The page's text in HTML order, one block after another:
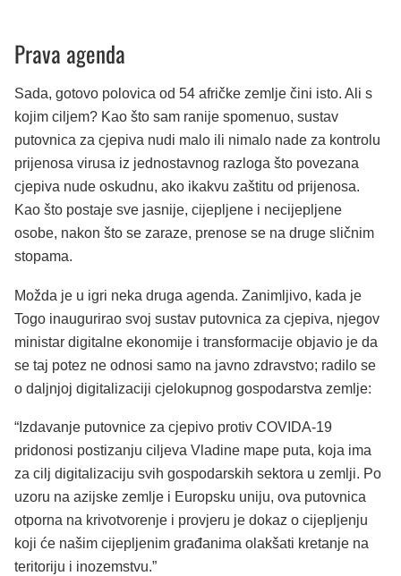
Prava agenda
Sada, gotovo polovica od 54 afričke zemlje čini isto. Ali s
kojim ciljem? Kao što sam ranije spomenuo, sustav
putovnica za cjepiva nudi malo ili nimalo nade za kontrolu
prijenosa virusa iz jednostavnog razloga što povezana
cjepiva nude oskudnu, ako ikakvu zaštitu od prijenosa.
Kao što postaje sve jasnije, cijepljene i necijepljene
osobe, nakon što se zaraze, prenose se na druge sličnim
stopama.
Možda je u igri neka druga agenda. Zanimljivo, kada je
Togo inaugurirao svoj sustav putovnica za cjepiva, njegov
ministar digitalne ekonomije i transformacije objavio je da
se taj potez ne odnosi samo na javno zdravstvo; radilo se
o daljnjoj digitalizaciji cjelokupnog gospodarstva zemlje:
“Izdavanje putovnice za cjepivo protiv COVIDA-19
pridonosi postizanju ciljeva Vladine mape puta, koja ima
za cilj digitalizaciju svih gospodarskih sektora u zemlji. Po
uzoru na azijske zemlje i Europsku uniju, ova putovnica
otporna na krivotvorenje i provjeru je dokaz o cijepljenju
koji će našim cijepljenim građanima olakšati kretanje na
teritoriju i inozemstvu.”